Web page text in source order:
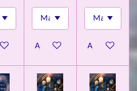
au panierAjouter au panierAjouter au